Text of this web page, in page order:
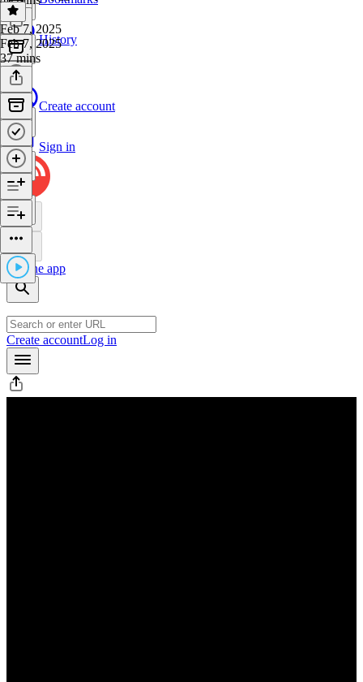
History
Create account
Sign in
Get the app
Create accountLog in
Feb 7, 2025
Feb 7, 2025
37 mins